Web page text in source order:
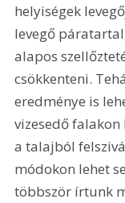
helyiségek
levegő
alapos
csökkenteni.
eredménye is
vizesedő
a talajból
módokon lehet
többször írtunk